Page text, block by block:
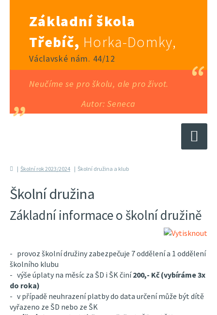
Základní škola
Třebíč, Horka-Domky,
Václavské nám. 44/12
Neučíme se pro školu, ale pro život.
Autor: Seneca
Školní rok 2023/2024 Školní družina a klub
Školní družina
Základní informace o školní družině
- provoz školní družiny zabezpečuje 7 oddělení a 1 oddělení
školního klubu
- výše úplaty na měsíc za ŠD i ŠK činí200,- Kč (vybíráme 3x
do roka)
- v případě neuhrazení platby do data určení může být dítě
vyřazeno ze ŠD nebo ze ŠK